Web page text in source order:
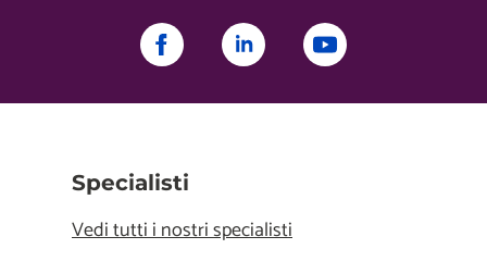
Specialisti
Vedi tutti i nostri specialisti